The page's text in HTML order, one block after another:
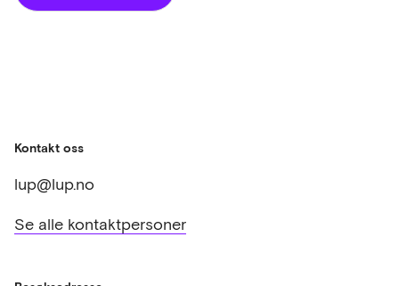
Kontakt oss
lup@lup.no
Se alle kontaktpersoner